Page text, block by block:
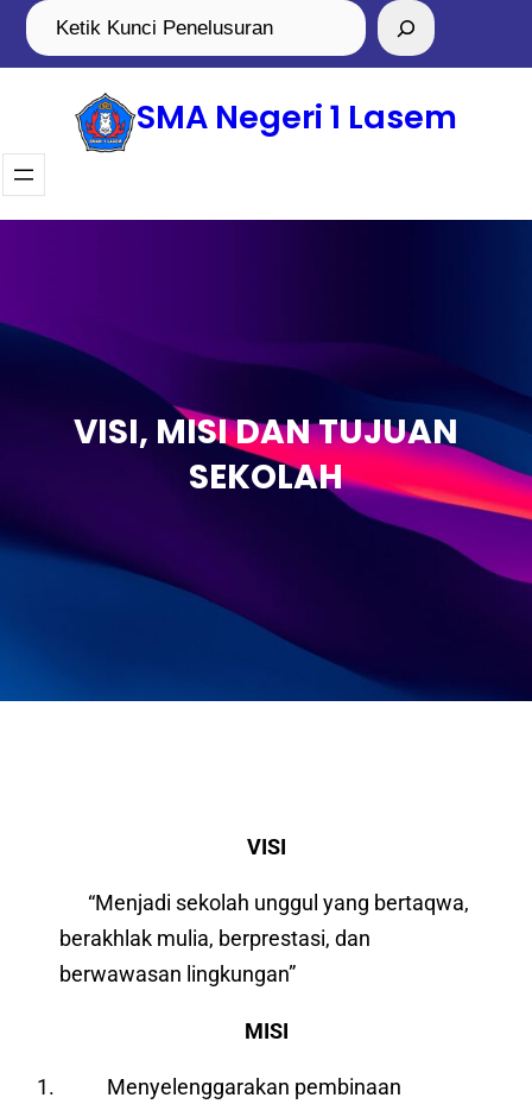
SMA Negeri 1 Lasem
VISI, MISI DAN TUJUAN
SEKOLAH
VISI
“Menjadi sekolah unggul yang bertaqwa,
berakhlak mulia, berprestasi, dan
berwawasan lingkungan”
MISI
Menyelenggarakan pembinaan